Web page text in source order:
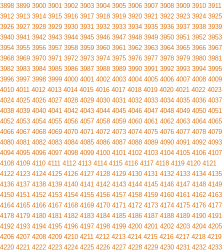
3898 3899 3900 3901 3902 3903 3904 3905 3906 3907 3908 3909 3910 3911
3912 3913 3914 3915 3916 3917 3918 3919 3920 3921 3922 3923 3924 3925
3926 3927 3928 3929 3930 3931 3932 3933 3934 3935 3936 3937 3938 3939
3940 3941 3942 3943 3944 3945 3946 3947 3948 3949 3950 3951 3952 3953
3954 3955 3956 3957 3958 3959 3960 3961 3962 3963 3964 3965 3966 3967
3968 3969 3970 3971 3972 3973 3974 3975 3976 3977 3978 3979 3980 3981
3982 3983 3984 3985 3986 3987 3988 3989 3990 3991 3992 3993 3994 3995
3996 3997 3998 3999 4000 4001 4002 4003 4004 4005 4006 4007 4008 4009
4010 4011 4012 4013 4014 4015 4016 4017 4018 4019 4020 4021 4022 4023
4024 4025 4026 4027 4028 4029 4030 4031 4032 4033 4034 4035 4036 4037
4038 4039 4040 4041 4042 4043 4044 4045 4046 4047 4048 4049 4050 4051
4052 4053 4054 4055 4056 4057 4058 4059 4060 4061 4062 4063 4064 4065
4066 4067 4068 4069 4070 4071 4072 4073 4074 4075 4076 4077 4078 4079
4080 4081 4082 4083 4084 4085 4086 4087 4088 4089 4090 4091 4092 4093
4094 4095 4096 4097 4098 4099 4100 4101 4102 4103 4104 4105 4106 4107
4108 4109 4110 4111 4112 4113 4114 4115 4116 4117 4118 4119 4120 4121
4122 4123 4124 4125 4126 4127 4128 4129 4130 4131 4132 4133 4134 4135
4136 4137 4138 4139 4140 4141 4142 4143 4144 4145 4146 4147 4148 4149
4150 4151 4152 4153 4154 4155 4156 4157 4158 4159 4160 4161 4162 4163
4164 4165 4166 4167 4168 4169 4170 4171 4172 4173 4174 4175 4176 4177
4178 4179 4180 4181 4182 4183 4184 4185 4186 4187 4188 4189 4190 4191
4192 4193 4194 4195 4196 4197 4198 4199 4200 4201 4202 4203 4204 4205
4206 4207 4208 4209 4210 4211 4212 4213 4214 4215 4216 4217 4218 4219
4220 4221 4222 4223 4224 4225 4226 4227 4228 4229 4230 4231 4232 4233